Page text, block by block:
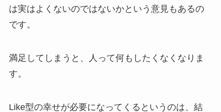
は実はよくないのではないかという意見もあるの
です。
満足してしまうと、人って何もしたくなくなりま
す。
Like型の幸せが必要になってくるというのは、結